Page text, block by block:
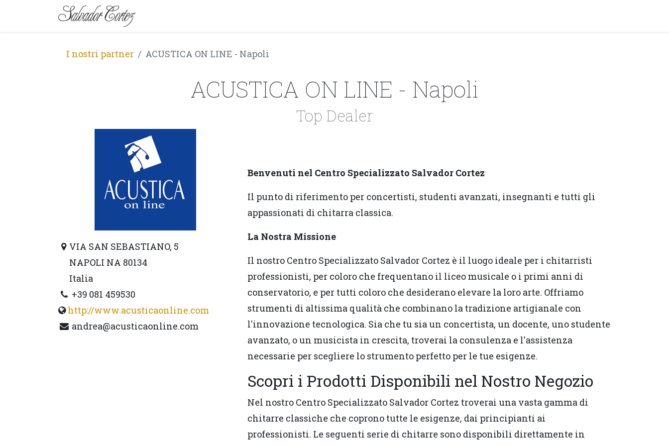
I nostri partner ACUSTICA ON LINE - Napoli
ACUSTICA ON LINE - Napoli
Top Dealer
VIA SAN SEBASTIANO, 5
NAPOLI NA 80134
Italia
+39 081 459530
http://www.acusticaonline.com
andrea@acusticaonline.com
Benvenuti nel Centro Specializzato Salvador Cortez
Il punto di riferimento per concertisti, studenti avanzati, insegnanti e tutti gli
appassionati di chitarra classica.
La Nostra Missione
Il nostro Centro Specializzato Salvador Cortez è il luogo ideale per i chitarristi
professionisti, per coloro che frequentano il liceo musicale o i primi anni di
conservatorio, e per tutti coloro che desiderano elevare la loro arte. Offriamo
strumenti di altissima qualità che combinano la tradizione artigianale con
l'innovazione tecnologica. Sia che tu sia un concertista, un docente, uno studente
avanzato, o un musicista in crescita, troverai la consulenza e l'assistenza
necessarie per scegliere lo strumento perfetto per le tue esigenze.
Scopri i Prodotti Disponibili nel Nostro Negozio
Nel nostro Centro Specializzato Salvador Cortez troverai una vasta gamma di
chitarre classiche che coprono tutte le esigenze, dai principianti ai
professionisti. Le seguenti serie di chitarre sono disponibili direttamente in